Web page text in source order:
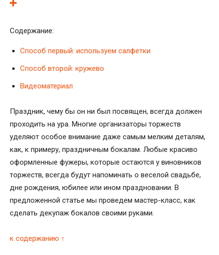
Содержание:
Способ первый: используем салфетки
Способ второй: кружево
Видеоматериал
Праздник, чему бы он ни был посвящен, всегда должен
проходить на ура. Многие организаторы торжеств
уделяют особое внимание даже самым мелким деталям,
как, к примеру, праздничным бокалам. Любые красиво
оформленные фужеры, которые остаются у виновников
торжеств, всегда будут напоминать о веселой свадьбе,
дне рождения, юбилее или ином праздновании. В
предложенной статье мы проведем мастер-класс, как
сделать декупаж бокалов своими руками.
к содержанию ↑